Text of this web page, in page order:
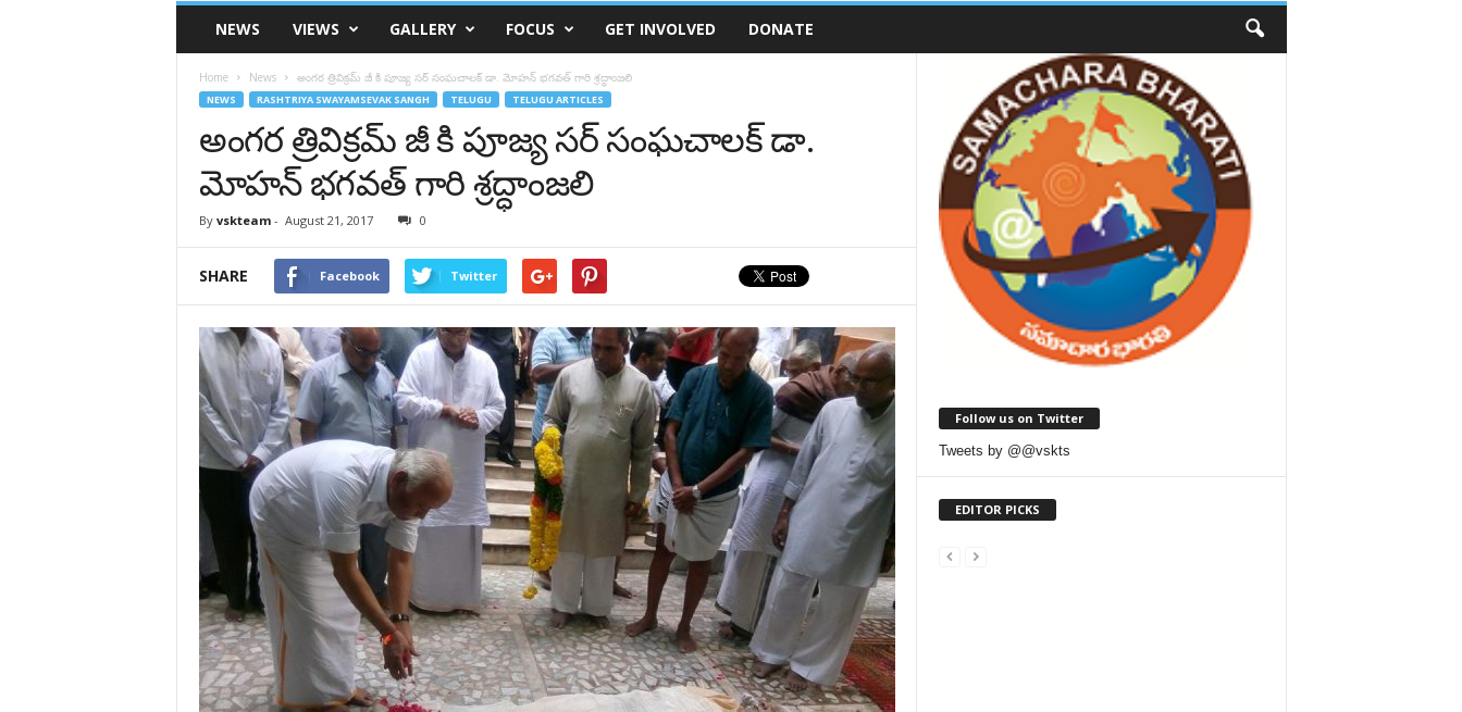
VSK
TelanganaNEWS VIEWS GALLERY FOCUS GET INVOLVED DONATE
Home News అంగర త్రివిక్రమ్ జీ కి పూజ్య సర్ సంఘచాలక్ డా. మోహన్ భగవత్ గారి శ్రద్ధాంజలి
NEWS RASHTRIYA SWAYAMSEVAK SANGH TELUGU TELUGU ARTICLES
అంగర త్రివిక్రమ్ జీ కి పూజ్య సర్ సంఘచాలక్ డా.
మోహన్ భగవత్ గారి శ్రద్ధాంజలి
By vskteam- August 21, 2017 0
SHARE Facebook Twitter
Follow us on Twitter
Tweets by @@vskts
EDITOR PICKS